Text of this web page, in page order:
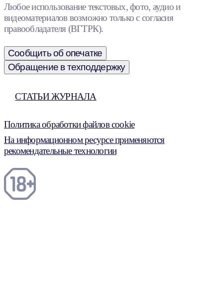
Любое использование текстовых, фото, аудио и
видеоматериалов возможно только с согласия
правообладателя (ВГТРК).
Сообщить об опечатке
Обращение в техподдержку
СТАТЬИ ЖУРНАЛА
Политика обработки файлов cookie
На информационном ресурсе применяются
рекомендательные технологии